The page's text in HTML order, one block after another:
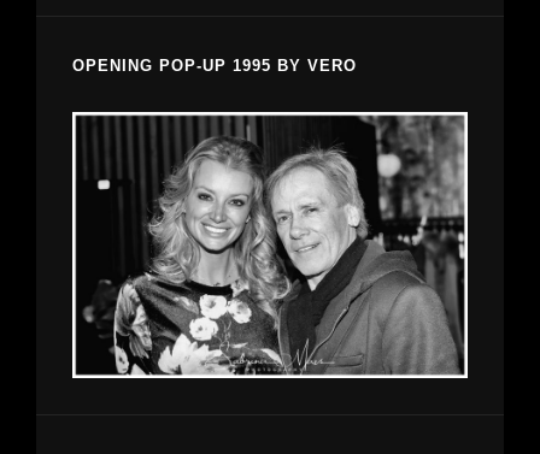
OPENING POP-UP 1995 BY VERO